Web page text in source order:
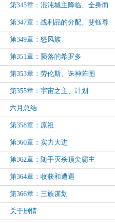
第345章：混沌城主降临、全身而
退
第347章：战利品的分配、斐钰尊
者的震惊和激动
第349章：怒风族
第351章：陨落的希罗多
第353章：劳伦斯、诛神阵图
第355章：宇宙之主、计划
六月总结
第358章：原祖
第360章：实力大进
第362章：随手灭杀顶尖霸主
第364章：收获和遭遇
第366章：三族谋划
关于剧情